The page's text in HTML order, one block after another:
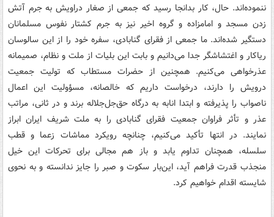
ننموده‌اند. حال، کار بدانجا رسید که جمعی از صغار دراویش به جرم آتش
زدن مسجد و امامزاده و گروه اخیر نیز به جرم کشتار نفوس مسلمانان
دستگیر شده‌اند. ما جمعی از فقرای گنابادی، سفره خود را از این سالوسان
ریاکار و اغتشاشگر جدا می‌دانیم و بابت این بلیات از ملت و نظام، صمیمانه
عذرخواهی می‌کنیم. همچنین از حضرات مستطاب که تولیت جمعیت
درویش را دارند، درخواست داریم که خالصانه، مسؤولیت این اعمال
ناصواب را پذیرفته و ابتدا انابه به درگاه حق‌جل‌جلاله‌ برند و در ثانی، مراتب
عذر و تأثر فراوان جمعیت فقرای گنابادی را به ملت شریف ایران ابراز
نمایند. در انتها تأکید می‌کنیم، چنانچه رویکرد مماشات زعما و قطب
سلسله، همچنان تداوم یابد و باز هم مجالی برای تحرکات این خیل
منجذب قدرت فراهم آید، این‌بار سکوت و صبر را جایز ندانسته و به نحوی
شایسته اقدام خواهیم کرد.